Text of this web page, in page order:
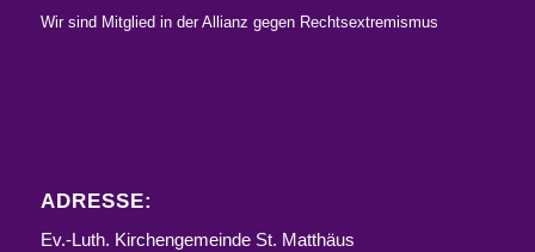
Wir sind Mitglied in der Allianz gegen Rechtsextremismus
ADRESSE:
Ev.-Luth. Kirchengemeinde St. Matthäus